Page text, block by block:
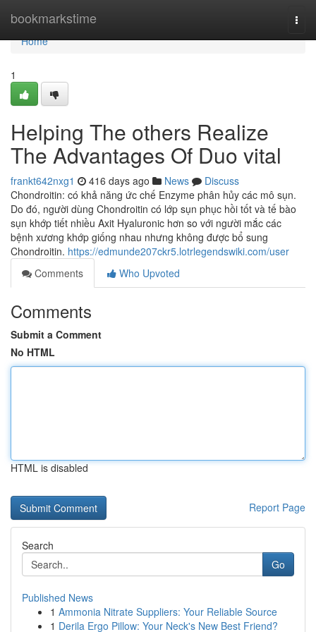
bookmarkstime
Home
Home
1
Helping The others Realize
The Advantages Of Duo vital
frankt642nxg1 416 days ago News
Discuss
Chondroitin: có khả năng ức chế Enzyme phân hủy các mô sụn.
Do đó, người dùng Chondroitin có lớp sụn phục hồi tốt và tế bào
sụn khớp tiết nhiều Axit Hyaluronic hơn so với người mắc các
bệnh xương khớp giống nhau nhưng không được bổ sung
Chondroitin. https://edmunde207ckr5.lotrlegendswiki.com/user
Comments
Who Upvoted
Comments
Submit a Comment
No HTML
HTML is disabled
Report Page
Search
Go
Published News
1 Ammonia Nitrate Suppliers: Your Reliable Source
1 Derila Ergo Pillow: Your Neck's New Best Friend?